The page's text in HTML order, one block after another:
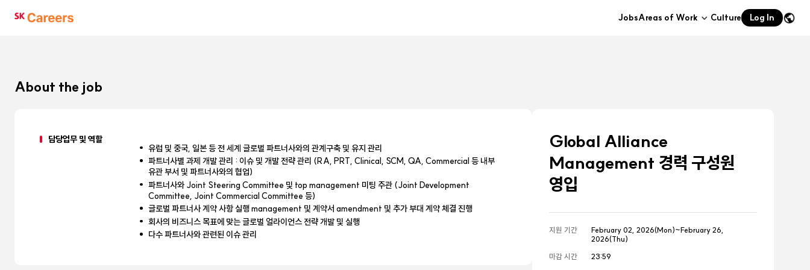
SK
JobsAreas of Work
하위메뉴
Culture Log In
About the job
담당업무 및 역할
유럽 및 중국, 일본 등 전 세계 글로벌 파트너사와의 관계구축 및 유지 관리
파트너사별 과제 개발 관리 : 이슈 및 개발 전략 관리 (RA, PRT, Clinical, SCM, QA, Commercial 등 내부
유관 부서 및 파트너사와의 협업)
파트너사와 Joint Steering Committee 및 top management 미팅 주관 (Joint Development
Committee, Joint Commercial Committee 등)
글로벌 파트너사 계약 사항 실행 management 및 계약서 amendment 및 추가 부대 계약 체결 진행
회사의 비즈니스 목표에 맞는 글로벌 얼라이언스 전략 개발 및 실행
다수 파트너사와 관련된 이슈 관리
Global Alliance
Management 경력 구성원
영입
지원 기간
February 02, 2026(Mon)~February 26,
2026(Thu)
마감 시간
23:59